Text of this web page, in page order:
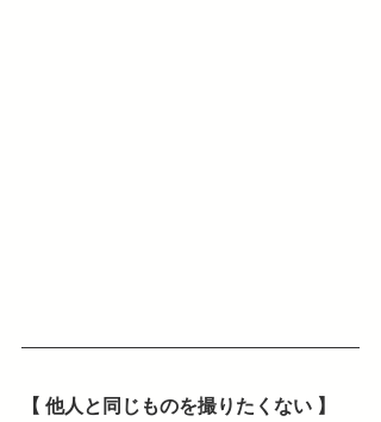
【 他人と同じものを撮りたくない 】